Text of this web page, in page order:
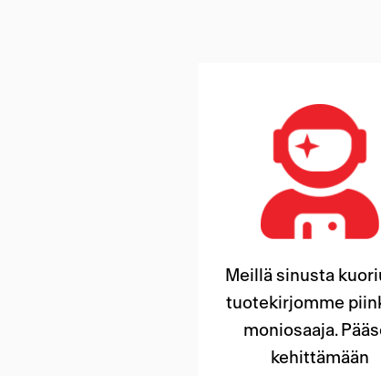
Meillä sinusta
tuotekirjomme
moniosaaja.
kehittämään